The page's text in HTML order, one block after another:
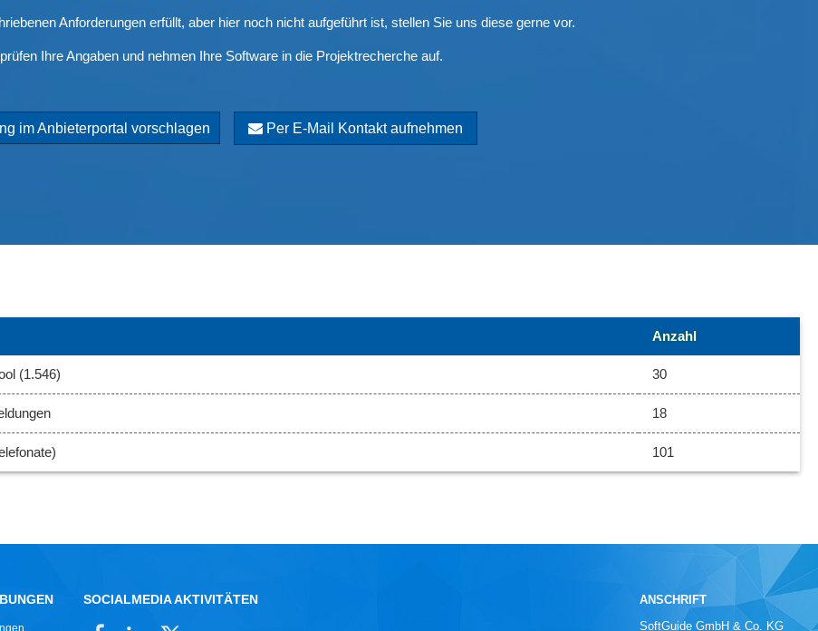
Anforderungen erfüllt, aber hier noch nicht aufgeführt ist, stellen Sie uns diese gerne vor.
Ihre Angaben und nehmen Ihre Software in die Projektrecherche auf.
im Anbieterportal vorschlagen Per E-Mail Kontakt aufnehmen
Anzahl
(1.546) 30
18
101
SOCIALMEDIA AKTIVITÄTEN
ANSCHRIFT
SoftGuide GmbH & Co. KG